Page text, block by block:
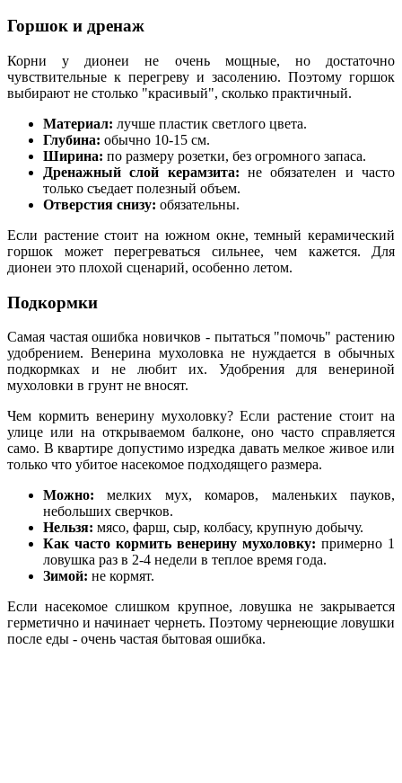
Горшок и дренаж
Корни у дионеи не очень мощные, но достаточно
чувствительные к перегреву и засолению. Поэтому горшок
выбирают не столько "красивый", сколько практичный.
Материал: лучше пластик светлого цвета.
Глубина: обычно 10-15 см.
Ширина: по размеру розетки, без огромного запаса.
Дренажный слой керамзита: не обязателен и часто
только съедает полезный объем.
Отверстия снизу: обязательны.
Если растение стоит на южном окне, темный керамический
горшок может перегреваться сильнее, чем кажется. Для
дионеи это плохой сценарий, особенно летом.
Подкормки
Самая частая ошибка новичков - пытаться "помочь" растению
удобрением. Венерина мухоловка не нуждается в обычных
подкормках и не любит их. Удобрения для венериной
мухоловки в грунт не вносят.
Чем кормить венерину мухоловку? Если растение стоит на
улице или на открываемом балконе, оно часто справляется
само. В квартире допустимо изредка давать мелкое живое или
только что убитое насекомое подходящего размера.
Можно: мелких мух, комаров, маленьких пауков,
небольших сверчков.
Нельзя: мясо, фарш, сыр, колбасу, крупную добычу.
Как часто кормить венерину мухоловку: примерно 1
ловушка раз в 2-4 недели в теплое время года.
Зимой: не кормят.
Если насекомое слишком крупное, ловушка не закрывается
герметично и начинает чернеть. Поэтому чернеющие ловушки
после еды - очень частая бытовая ошибка.